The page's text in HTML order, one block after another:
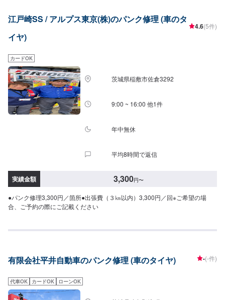
江戸崎SS / アルプス東京(株)のパンク修理 (車のタ
イヤ)
4.6(5件)
カードOK
茨城県稲敷市佐倉3292
9:00 ~ 16:00 他1件
年中無休
平均8時間で返信
実績金額 3,300円〜
●パンク修理3,300円／箇所●出張費（３㎞以内）3,300円／回※ご希望の場
合、ご予約の際にご記載ください
有限会社平井自動車のパンク修理 (車のタイヤ) -(-件)
代車OK カードOK ローンOK